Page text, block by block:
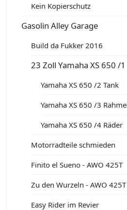
Kein Kopierschutz
Gasolin Alley Garage
Build da Fukker 2016
23 Zoll Yamaha XS 650 /1
Yamaha XS 650 /2 Tank
Yamaha XS 650 /3
Yamaha XS 650 /4 Räder
Motorradteile schmieden
Finito el Sueno - AWO 425T
Zu den Wurzeln - AWO 425T
Easy Rider im Revier